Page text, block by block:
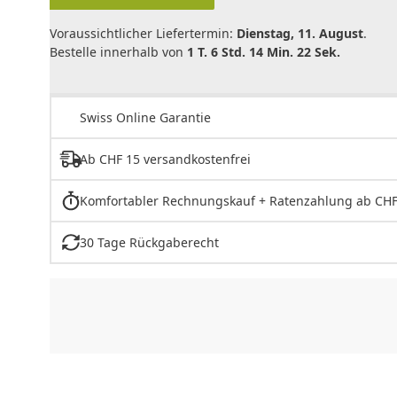
Voraussichtlicher Liefertermin: Dienstag, 11. August.
Bestelle innerhalb von 1 T. 6 Std. 14 Min. 22 Sek.
Swiss Online Garantie
Ab CHF 15 versandkostenfrei
Komfortabler Rechnungskauf + Ratenzahlung ab
30 Tage Rückgaberecht